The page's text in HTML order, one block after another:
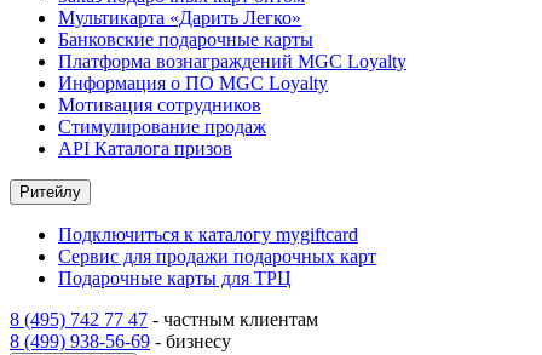
Мультикарта «Дарить Легко»
Банковские подарочные карты
Платформа вознаграждений MGC Loyalty
Информация о ПО MGC Loyalty
Мотивация сотрудников
Стимулирование продаж
API Каталога призов
Ритейлу
Подключиться к каталогу mygiftcard
Сервис для продажи подарочных карт
Подарочные карты для ТРЦ
8 (495) 742 77 47 - частным клиентам
8 (499) 938-56-69 - бизнесу